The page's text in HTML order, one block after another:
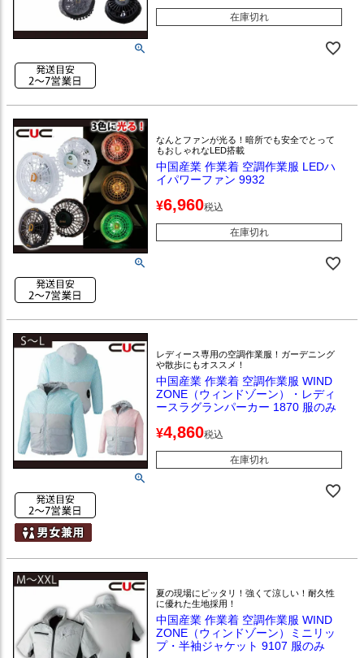
在庫切れ
なんとファンが光る！暗所でも安全でとって
もおしゃれなLED搭載
中国産業 作業着 空調作業服 LEDハ
イパワーファン 9932
¥6,960税込
在庫切れ
レディース専用の空調作業服！ガーデニング
や散歩にもオススメ！
中国産業 作業着 空調作業服 WIND
ZONE（ウィンドゾーン）・レディ
ースラグランパーカー 1870 服のみ
¥4,860税込
在庫切れ
夏の現場にピッタリ！強くて涼しい！耐久性
に優れた生地採用！
中国産業 作業着 空調作業服 WIND
ZONE（ウィンドゾーン）ミニリッ
プ・半袖ジャケット 9107 服のみ